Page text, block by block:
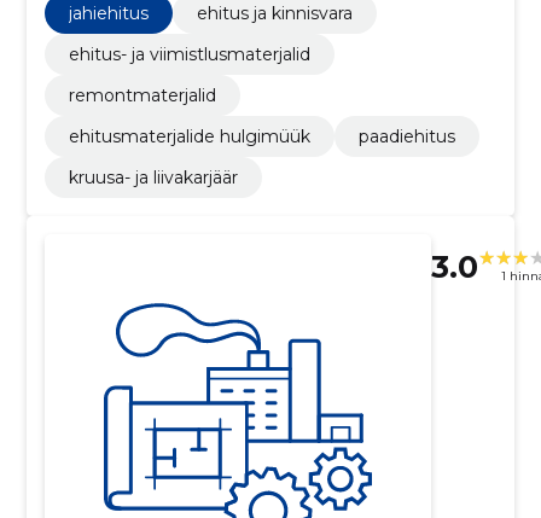
jahiehitus
ehitus ja kinnisvara
ehitus- ja viimistlusmaterjalid
remontmaterjalid
ehitusmaterjalide hulgimüük
paadiehitus
kruusa- ja liivakarjäär
3.0 1